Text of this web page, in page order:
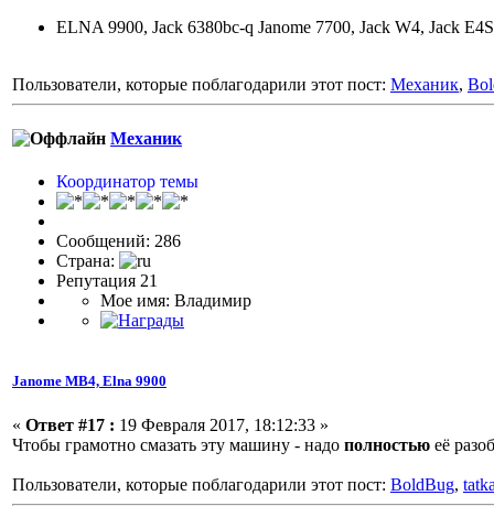
ELNA 9900, Jack 6380bc-q Janome 7700, Jack W4, Jack E4S
Пользователи, которые поблагодарили этот пост: Механик,
Механик
Координатор темы
Сообщений: 286
Страна:
Репутация 21
Мое имя: Владимир
Janome МВ4, Elna 9900
« Ответ #17 : 19 Февраля 2017, 18:12:33 »
Чтобы грамотно смазать эту машину - надо полностью её
Пользователи, которые поблагодарили этот пост: BoldBug,